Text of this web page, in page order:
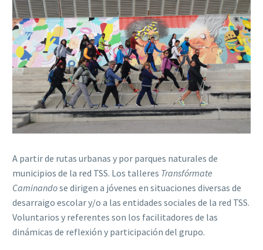
A partir de rutas urbanas y por parques naturales de
municipios de la red TSS. Los talleres Transfórmate
Caminandose dirigen a jóvenes en situaciones diversas de
desarraigo escolar y/o a las entidades sociales de la red TSS.
Voluntarios y referentes son los facilitadores de las
dinámicas de reflexión y participación del grupo.